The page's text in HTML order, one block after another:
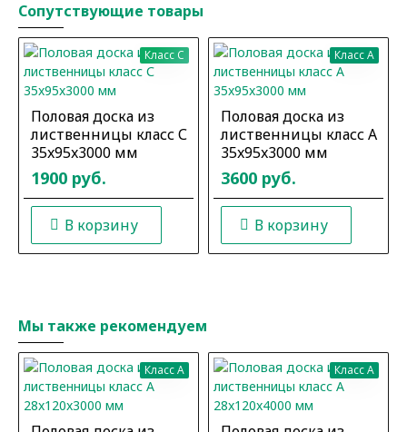
Сопутствующие товары
Класс C
Половая доска из
лиственницы класс С
35x95x3000 мм
1900 руб.
В корзину
Класс A
Половая доска из
лиственницы класс А
35x95x3000 мм
3600 руб.
В корзину
Мы также рекомендуем
Класс A Класс A